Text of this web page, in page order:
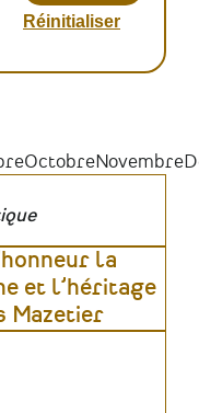
OctobreNovembre
la
et l’héritage
Mazetier